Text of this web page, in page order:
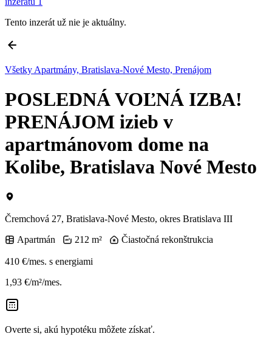
Tento inzerát už nie je aktuálny.
Všetky Apartmány, Bratislava-Nové Mesto, Prenájom
POSLEDNÁ VOĽNÁ IZBA!
PRENÁJOM izieb v
apartmánovom dome na
Kolibe, Bratislava Nové Mesto
Čremchová 27, Bratislava-Nové Mesto, okres Bratislava III
Apartmán
212 m² Čiastočná rekonštrukcia
410 €/mes. s energiami
1,93 €/m²/mes.
Overte si, akú hypotéku môžete získať.